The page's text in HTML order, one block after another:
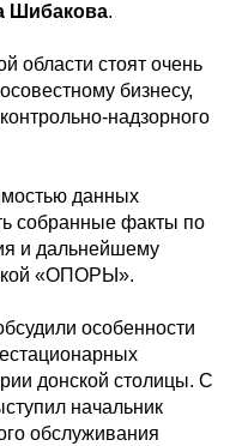
Шибакова.
области стоят очень
бизнесу,
надзорного
данных
собранные факты по
и дальнейшему
«ОПОРЫ».
особенности
донской столицы. С
начальник
обслуживания